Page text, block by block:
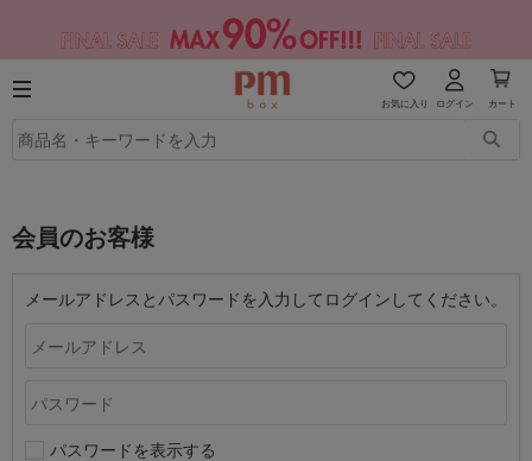
お気に入り ログイン カート
会員のお客様
メールアドレスとパスワードを入力してログインしてください。
パスワードを表示する